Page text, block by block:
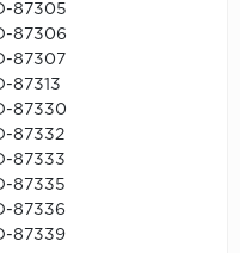
87305
87306
87307
87313
87330
87332
87333
87335
87336
87339